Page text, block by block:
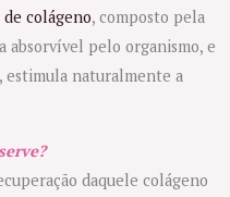
colágeno, composto pela
absorvível pelo organismo, e
estimula naturalmente a
daquele colágeno